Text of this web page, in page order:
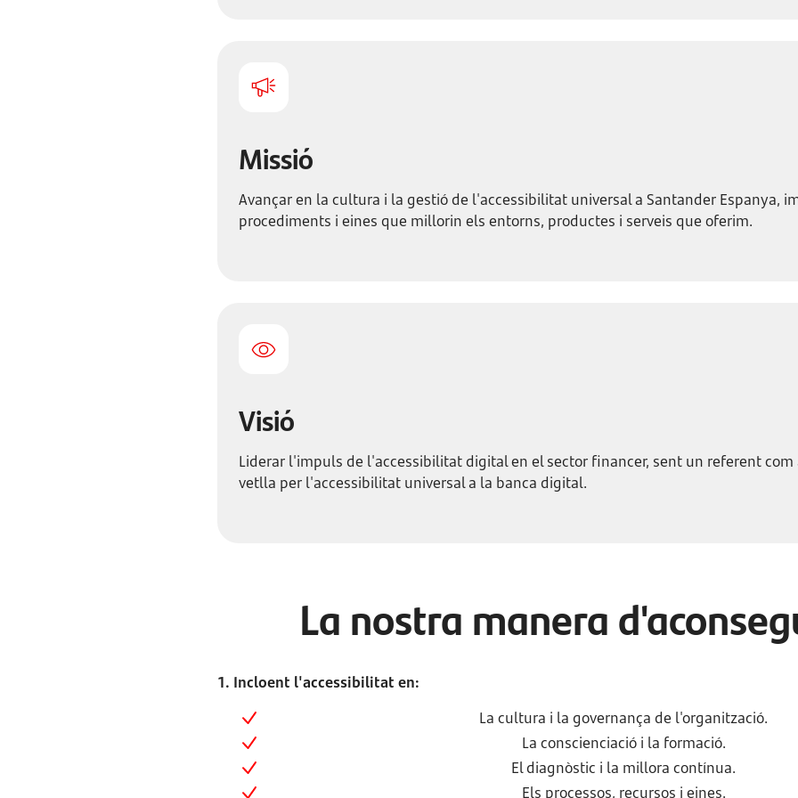
Missió
Avançar en la cultura i la gestió de l'accessibilitat universal a Santander Espanya,
procediments i eines que millorin els entorns, productes i serveis que oferim.
Visió
Liderar l'impuls de l'accessibilitat digital en el sector financer, sent un referent
vetlla per l'accessibilitat universal a la banca digital.
La nostra manera
1. Incloent l'accessibilitat en:
La cultura i la governança de l'organització.
La conscienciació i la formació.
El diagnòstic i la millora contínua.
Els processos, recursos i eines.